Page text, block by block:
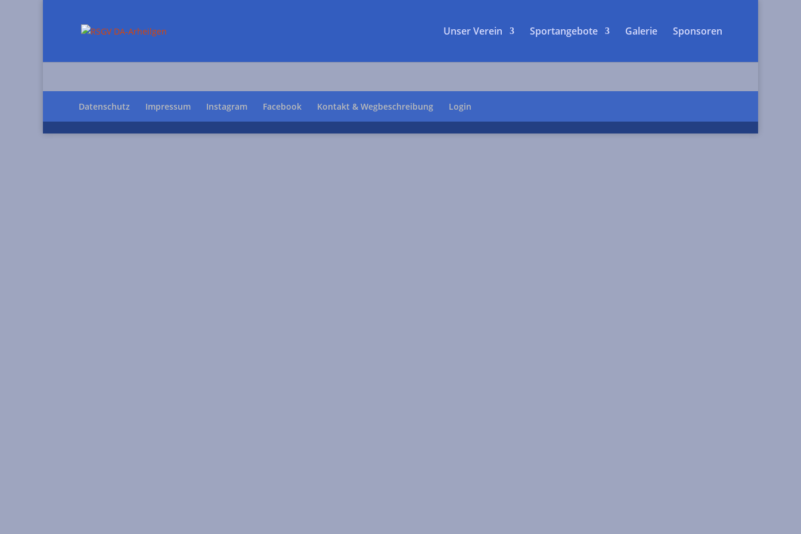
Unser Verein Sportangebote Galerie Sponsoren
Datenschutz Impressum Instagram Facebook Kontakt & Wegbeschreibung Login